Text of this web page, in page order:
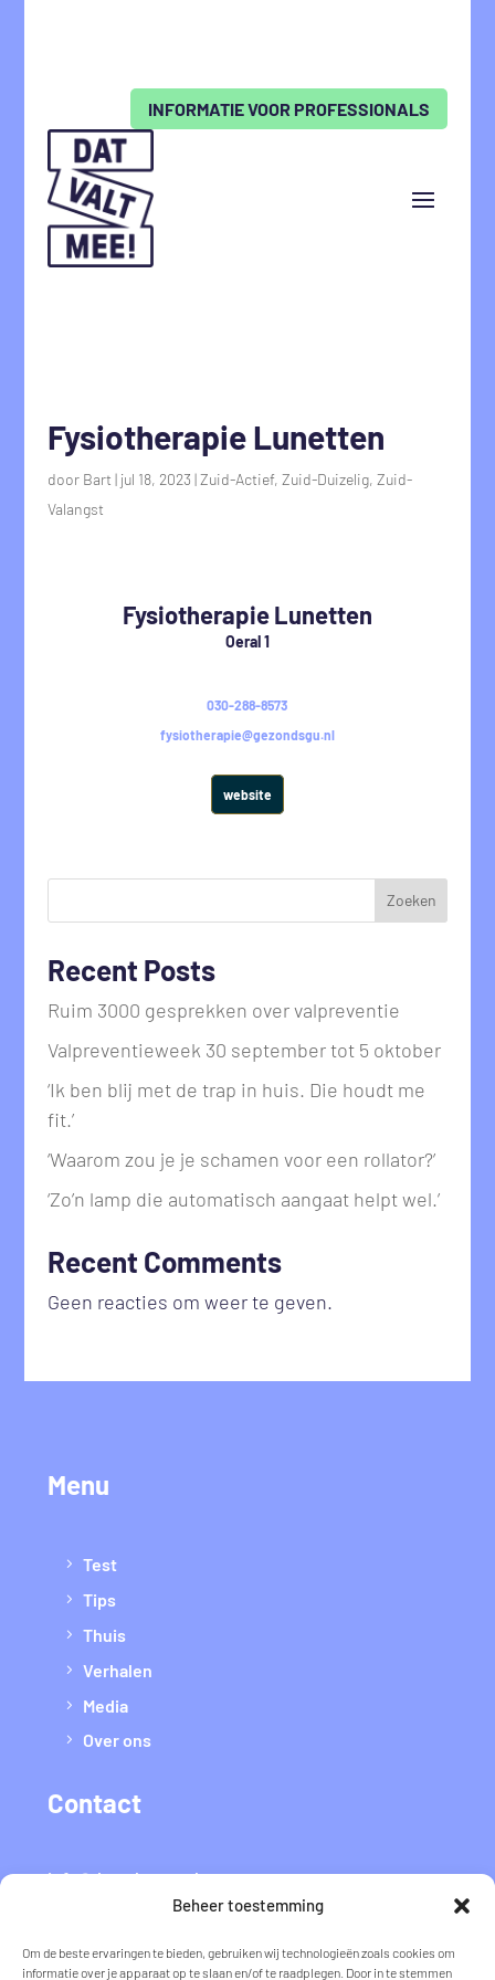
Beheer toestemming
Om de beste ervaringen te bieden, gebruiken wij technologieën zoals cookies om
informatie over je apparaat op te slaan en/of te raadplegen. Door in te stemmen
INFORMATIE VOOR PROFESSIONALS
Fysiotherapie Lunetten
door Bart | jul 18, 2023 |Zuid-Actief, Zuid-Duizelig, Zuid-
Valangst
Fysiotherapie Lunetten
Oeral 1
030-288-8573
fysiotherapie@gezondsgu.nl
website
Zoeken
Recent Posts
Ruim 3000 gesprekken over valpreventie
Valpreventieweek 30 september tot 5 oktober
‘Ik ben blij met de trap in huis. Die houdt me
fit.’
‘Waarom zou je je schamen voor een rollator?’
‘Zo’n lamp die automatisch aangaat helpt wel.’
Recent Comments
Geen reacties om weer te geven.
Menu
Test
Tips
Thuis
Verhalen
Media
Over ons
Contact
info@datvaltmee.nl
Flyer voor thuis